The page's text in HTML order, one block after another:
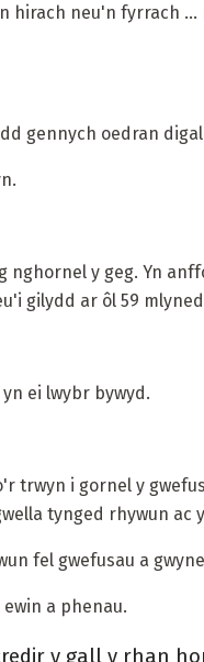
hirach neu'n fyrrach
gennych oedran
y geg. Yn
gilydd ar ôl 59
ei lwybr bywyd.
trwyn i gornel y
tynged rhywun ac
fel gwefusau a
a phenau.
y gall y rhan